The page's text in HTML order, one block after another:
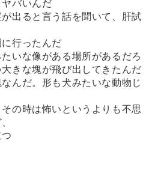
バいんだ
出ると言う話を聞いて、肝試
行ったんだ
いな像がある場所があるだろ
きな塊が飛び出してきたんだ
んだ。形も犬みたいな動物じ
の時は怖いというよりも不思